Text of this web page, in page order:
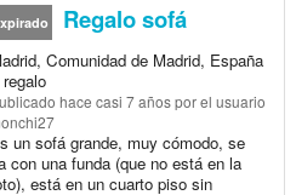
Regalo sofá
Comunidad de Madrid, España
hace casi 7 añospor el usuario
un sofá grande, muy cómodo, se
con una funda (que no está en la
está en un cuarto piso sin